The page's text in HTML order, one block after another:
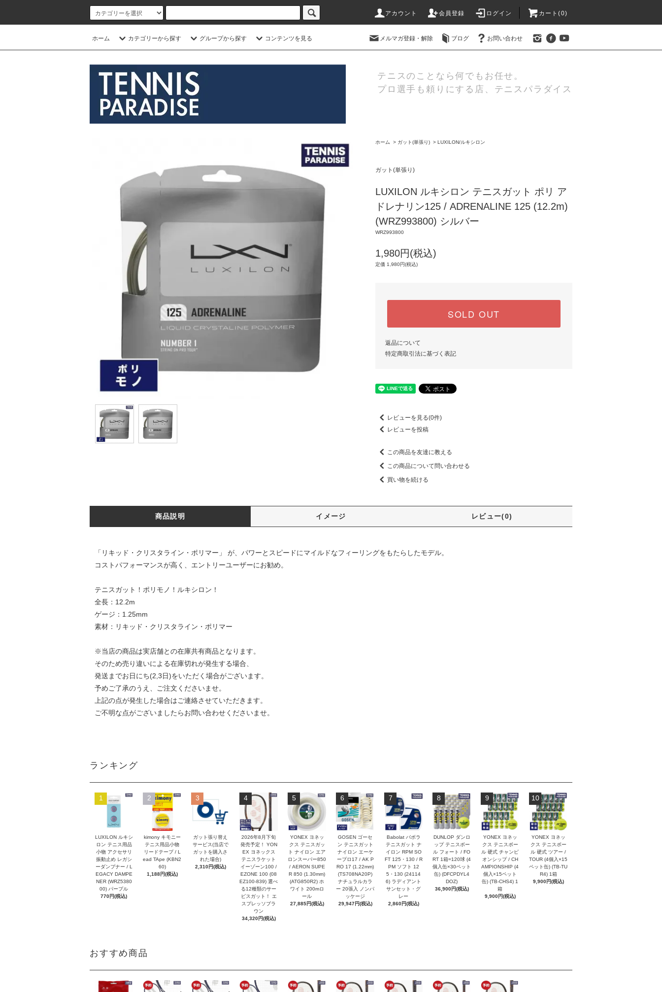
アカウント 会員登録 ログイン カート(0)
ホーム カテゴリーから探す グループから探す コンテンツを見る メルマガ登録・解除 ブログ お問い合わせ
テニスのことなら何でもお任せ。
プロ選手も頼りにする店、テニスパラダイス
ホーム > ガット(単張り) > LUXILON/ルキシロン
ガット(単張り)
LUXILON ルキシロン テニスガット ポリ ア
ドレナリン125 / ADRENALINE 125 (12.2m)
(WRZ993800) シルバー
WRZ993800
1,980円(税込)
定価 1,980円(税込)
SOLD OUT
返品について
特定商取引法に基づく表記
レビューを見る(0件)
レビューを投稿
この商品を友達に教える
この商品について問い合わせる
買い物を続ける
商品説明 イメージ レビュー(0)
「リキッド・クリスタライン・ポリマー」 が、パワーとスピードにマイルドなフィーリングをもたらしたモデル。
コストパフォーマンスが高く、エントリーユーザーにお勧め。
テニスガット！ポリモノ！ルキシロン！
全長：12.2m
ゲージ：1.25mm
素材：リキッド・クリスタライン・ポリマー
※当店の商品は実店舗との在庫共有商品となります。
そのため売り違いによる在庫切れが発生する場合、
発送までお日にち(2,3日)をいただく場合がございます。
予めご了承のうえ、ご注文くださいませ。
上記の点が発生した場合はご連絡させていただきます。
ご不明な点がございましたらお問い合わせくださいませ。
ランキング
1
LUXILON ルキシ
ロン テニス用品
小物 アクセサリ
振動止め レガシ
ーダンプナー / L
EGACY DAMPE
NER (WRZ5380
00) パープル
770円(税込)
2
kimony キモニー
テニス用品小物
リードテープ / L
ead TApe (KBN2
60)
1,188円(税込)
3
ガット張り替え
サービス(当店で
ガットを購入さ
れた場合)
2,310円(税込)
4
2026年8月下旬
発売予定！ YON
EX ヨネックス
テニスラケット
イーゾーン100 /
EZONE 100 (08
EZ100-839) 選べ
る12種類のサー
ビスガット！ エ
スプレッソブラ
ウン
34,320円(税込)
5
YONEX ヨネッ
クス テニスガッ
ト ナイロン エア
ロンスーパー850
/ AERON SUPE
R 850 (1.30mm)
(ATG850R2) ホ
ワイト 200mロ
ール
27,885円(税込)
6
GOSEN ゴーセ
ン テニスガット
ナイロン エーケ
ープロ17 / AK P
RO 17 (1.22mm)
(TS708NA20P)
ナチュラルカラ
ー 20張入 ノンパ
ッケージ
29,947円(税込)
7
Babolat バボラ
テニスガット ナ
イロン RPM SO
FT 125・130 / R
PM ソフト 12
5・130 (24114
6) ラディアント
サンセット・グ
レー
2,860円(税込)
8
DUNLOP ダンロ
ップ テニスボー
ル フォート / FO
RT 1箱=120球 (4
個入缶×30ペット
缶) (DFCPDYL4
DOZ)
36,900円(税込)
9
YONEX ヨネッ
クス テニスボー
ル 硬式 チャンピ
オンシップ / CH
AMPIONSHIP (4
個入×15ペット
缶) (TB-CHS4) 1
箱
9,900円(税込)
10
YONEX ヨネッ
クス テニスボー
ル 硬式 ツアー /
TOUR (4個入×15
ペット缶) (TB-TU
R4) 1箱
9,900円(税込)
おすすめ商品